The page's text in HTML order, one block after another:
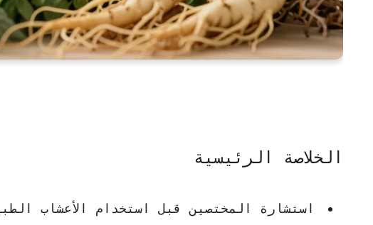
الخلاصة الرئيسية
استشارة المختصين قبل استخدام
الأعشاب